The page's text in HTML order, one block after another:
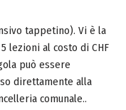
tappetino). Vi è la
lezioni al costo di CHF
può essere
direttamente alla
comunale..